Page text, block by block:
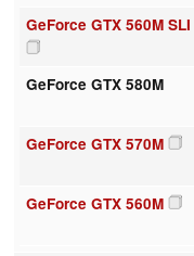
GeForce GTX 560M SLI
GeForce GTX 580M
GeForce GTX 570M
GeForce GTX 560M